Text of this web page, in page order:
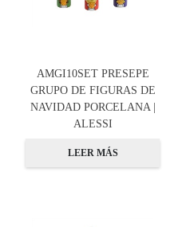
AMGI10SET PRESEPE
GRUPO DE FIGURAS DE
NAVIDAD PORCELANA |
ALESSI
LEER MÁS